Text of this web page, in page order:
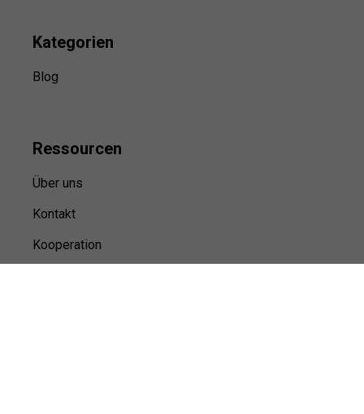
Kategorien
Blog
Ressourcen
Über uns
Kontakt
Kooperation